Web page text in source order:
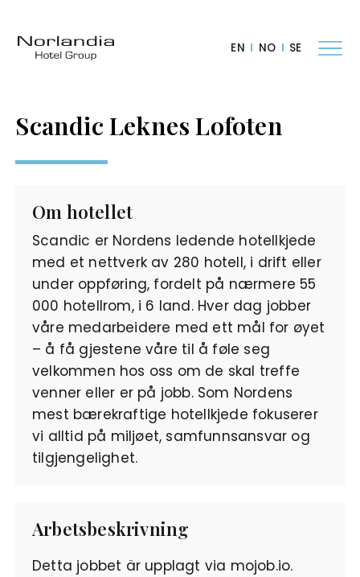
EN NO SE
Scandic Leknes Lofoten
Om hotellet
Scandic er Nordens ledende hotellkjede
med et nettverk av 280 hotell, i drift eller
under oppføring, fordelt på nærmere 55
000 hotellrom, i 6 land. Hver dag jobber
våre medarbeidere med ett mål for øyet
– å få gjestene våre til å føle seg
velkommen hos oss om de skal treffe
venner eller er på jobb. Som Nordens
mest bærekraftige hotellkjede fokuserer
vi alltid på miljøet, samfunnsansvar og
tilgjengelighet.
Arbetsbeskrivning
Detta jobbet är upplagt via mojob.io.